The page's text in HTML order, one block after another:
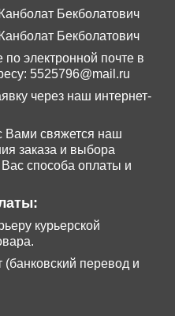
Бекболатович
Бекболатович
электронной почте в
5525796@mail .ru
через наш интернет-
Вами свяжется наш
заказа и выбора
способа оплаты и
курьерской
перевод и